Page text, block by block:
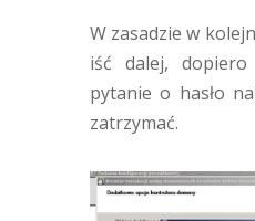
W zasadzie w
iść dalej,
pytanie o hasło
zatrzymać.